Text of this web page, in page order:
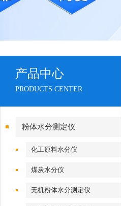
产品中心
PRODUCTS CENTER
粉体水分测定仪
化工原料水分仪
煤炭水分仪
无机粉体水分测定仪